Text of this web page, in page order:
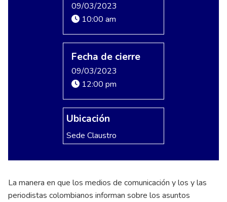
09/03/2023
10:00 am
Fecha de cierre
09/03/2023
12:00 pm
Ubicación
Sede Claustro
La manera en que los medios de comunicación y los y las
periodistas colombianos informan sobre los asuntos